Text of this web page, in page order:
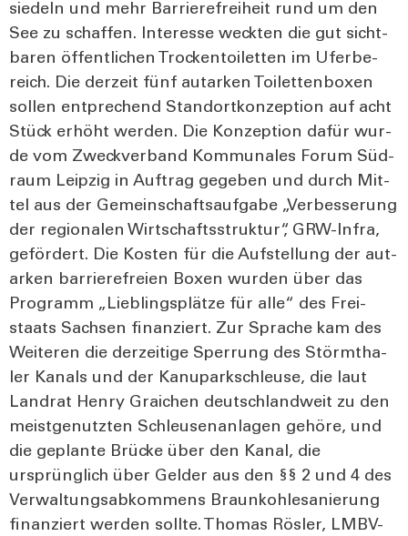
sie­deln und mehr Bar­rie­re­frei­heit rund um den
See zu schaf­fen. Inter­es­se weck­ten die gut sicht­
ba­ren öffent­li­chen Tro­cken­toi­let­ten im Ufer­be­
reich. Die der­zeit fünf aut­ar­ken Toi­let­ten­bo­xen
sol­len ent­pre­chend Stand­ort­kon­zep­ti­on auf acht
Stück erhöht wer­den. Die Kon­zep­ti­on dafür wur­
de vom Zweck­ver­band Kom­mu­na­les Forum Süd­
raum Leip­zig in Auf­trag gege­ben und durch Mit­
tel aus der Gemein­schafts­auf­ga­be „Ver­bes­se­rung
der regio­na­len Wirt­schafts­struk­tur“, GRW-Inf­ra,
geför­dert. Die Kos­ten für die Auf­stel­lung der aut­
ar­ken bar­rie­re­frei­en Boxen wur­den über das
Pro­gramm „Lieb­lings­plät­ze für alle“ des Frei­
staats Sach­sen finan­ziert. Zur Spra­che kam des
Wei­te­ren die der­zei­ti­ge Sper­rung des Störm­tha­
ler Kanals und der Kanu­park­schleu­se, die laut
Land­rat Hen­ry Graichen deutsch­land­weit zu den
meist­ge­nutz­ten Schleu­sen­an­la­gen gehö­re, und
die geplan­te Brü­cke über den Kanal, die
ursprüng­lich über Gel­der aus den §§ 2 und 4 des
Ver­wal­tungs­ab­kom­mens Braun­koh­le­sa­nie­rung
finan­ziert wer­den soll­te. Tho­mas Rös­ler, LMBV-